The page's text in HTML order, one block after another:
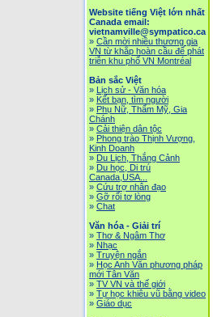
Website tiếng Việt lớn nhất
Canada email:
vietnamville@sympatico.ca
» Cần mời nhiều thương gia
VN từ khắp hoàn cầu để phát
triễn khu phố VN Montréal
Bản sắc Việt
» Lịch sử - Văn hóa
» Kết bạn, tìm người
» Phụ Nữ, Thẩm Mỹ, Gia
Chánh
» Cải thiện dân tộc
» Phong trào Thịnh Vượng,
Kinh Doanh
» Du Lịch, Thắng Cảnh
» Du học, Di trú
Canada,USA...
» Cứu trợ nhân đạo
» Gỡ rối tơ lòng
» Chat
Văn hóa - Giải trí
» Thơ & Ngâm Thơ
» Nhạc
» Truyện ngắn
» Học Anh Văn phương pháp
mới Tân Văn
» TV VN và thế giới
» Tự học khiêu vũ bằng video
» Giáo dục